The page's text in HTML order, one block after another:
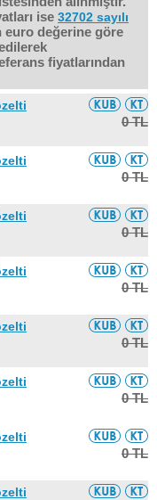
ise 32702 sayılı
euro değerine göre
fiyatlarından
0 TL
0 TL
0 TL
0 TL
0 TL
0 TL
0 TL